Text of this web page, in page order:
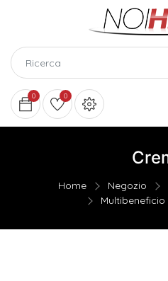
0 0
Home Negozio
Multibeneficio